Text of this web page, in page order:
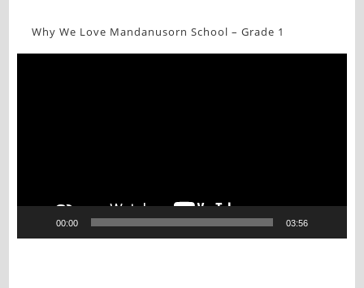
Why We Love Mandanusorn School – Grade 1
00:00 03:56